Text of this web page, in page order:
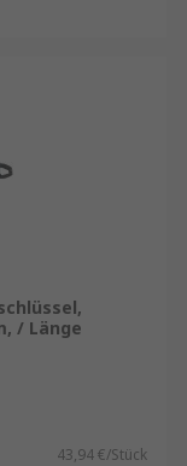
/ Länge
43,94 €/Stück